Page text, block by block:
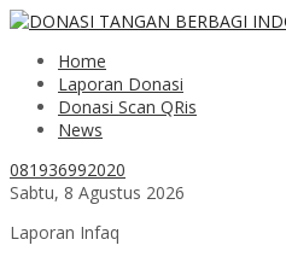
Home
Laporan Donasi
Donasi Scan QRis
News
081936992020
Sabtu, 8 Agustus 2026
Laporan Infaq